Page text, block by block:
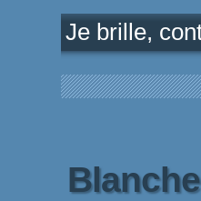
Je brille,
Blanche